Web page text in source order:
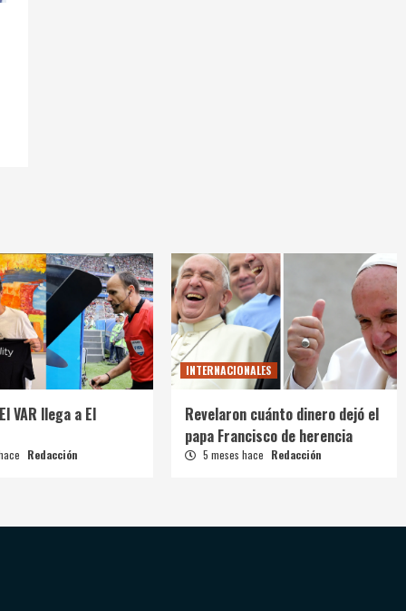
VAR llega a El
Redacción
INTERNACIONALES
Revelaron cuánto dinero dejó el
papa Francisco de herencia
5 meses hace Redacción